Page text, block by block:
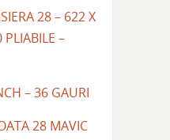
28 – 622 X
–
– 36 GAURI
28 MAVIC